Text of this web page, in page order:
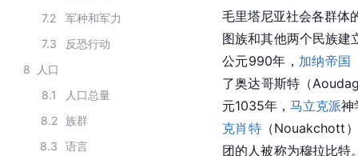
7.2
军种和军力
7.3
反恐行动
8
人口
8.1
人口总量
8.2
族群
8.3
语言
毛里塔尼亚社会各群体
图族和其他两个民族
公元990年， 加纳帝国
了奥达哥斯特（
元1035年，马立克派神
克肖特 （Nouakchott
团的人被称为穆拉比特